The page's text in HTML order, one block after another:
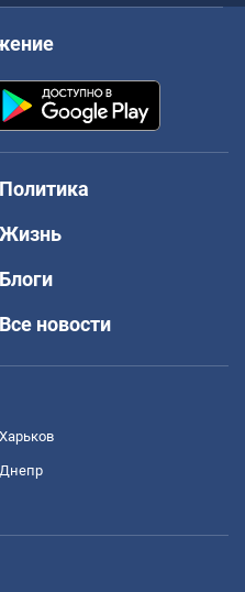
Политика
Жизнь
Блоги
Все новости
Харьков
Днепр